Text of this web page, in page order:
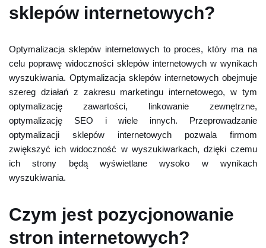
sklepów internetowych?
Optymalizacja sklepów internetowych to proces, który ma na
celu poprawę widoczności sklepów internetowych w wynikach
wyszukiwania. Optymalizacja sklepów internetowych obejmuje
szereg działań z zakresu marketingu internetowego, w tym
optymalizację zawartości, linkowanie zewnętrzne,
optymalizację SEO i wiele innych. Przeprowadzanie
optymalizacji sklepów internetowych pozwala firmom
zwiększyć ich widoczność w wyszukiwarkach, dzięki czemu
ich strony będą wyświetlane wysoko w wynikach
wyszukiwania.
Czym jest pozycjonowanie
stron internetowych?